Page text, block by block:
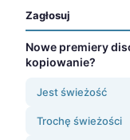
Zagłosuj
Nowe premiery
kopiowanie?
Jest świeżość
Trochę świeżości